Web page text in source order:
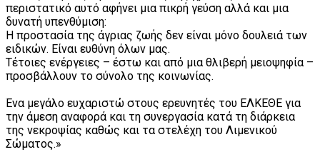
περιστατικό αυτό αφήνει μια πικρή γεύση αλλά και μια
δυνατή υπενθύμιση:
Η προστασία της άγριας ζωής δεν είναι μόνο δουλειά των
ειδικών. Είναι ευθύνη όλων μας.
Τέτοιες ενέργειες – έστω και από μια θλιβερή μειοψηφία –
προσβάλλουν το σύνολο της κοινωνίας.
Ένα μεγάλο ευχαριστώ στους ερευνητές του ΕΛΚΕΘΕ για
την άμεση αναφορά και τη συνεργασία κατά τη διάρκεια
της νεκροψίας καθώς και τα στελέχη του Λιμενικού
Σώματος.»